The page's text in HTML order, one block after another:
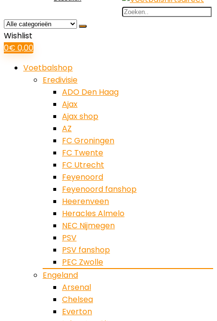
Search
Wishlist
0€ 0,00
Voetbalshop
Eredivisie
ADO Den Haag
Ajax
Ajax shop
AZ
FC Groningen
FC Twente
FC Utrecht
Feyenoord
Feyenoord fanshop
Heerenveen
Heracles Almelo
NEC Nijmegen
PSV
PSV fanshop
PEC Zwolle
Engeland
Arsenal
Chelsea
Everton